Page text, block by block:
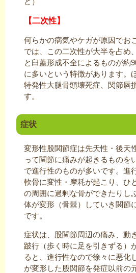
【二次性】
何らかの病気やケガが原因でお
では、この二次性が大半を占め
と臼蓋形成不全によるものが約
に多いという特徴があります。
特発性大腿骨頭壊死症、関節唇
す。
症状
変形性股関節症は先天性・後天
って関節に痛みが起きるものを
で進行性のものが多いです。進
軟骨に変性・摩耗が起こり、ひ
の周囲に過剰な骨ができたりし
体が変形（骨棘）していき関節
です。
症状は、股関節周辺の痛み、動
跛行（歩く時に足を引きずる）
ると、進行性なので徐々に悪化
が変形した股関節を発症以前の